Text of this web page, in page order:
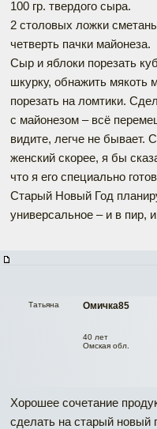
100 гр. твердого сыра.
2 столовых ложки
четверть пачки майонеза.
Сыр и яблоки порезать
шкурку, обнажить мякоть
порезать на ломтики.
с майонезом – всё
видите, легче не бывает.
женский скорее, я бы
что я его специально
Старый Новый Год
универсальное – и в пир,
Омичка85
Татьяна
40 лет
Омская обл.
Хорошее сочетание
сделать на старый новый